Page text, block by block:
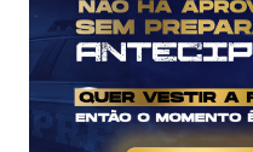
A
R$
43
MIL!